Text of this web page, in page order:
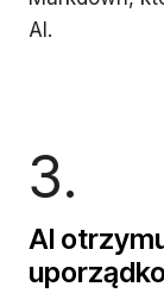
AI.
3.
AI